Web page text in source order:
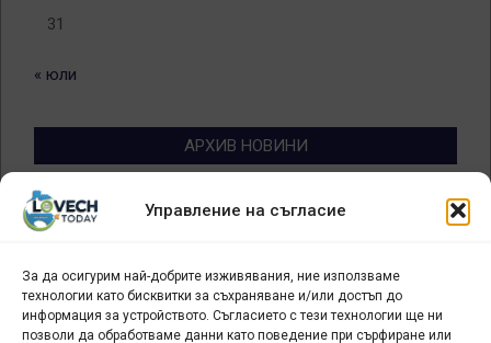
Управление на съгласие
За да осигурим най-добрите изживявания, ние използваме
технологии като бисквитки за съхраняване и/или достъп до
информация за устройството. Съгласието с тези технологии ще ни
позволи да обработваме данни като поведение при сърфиране или
31
« юли
АРХИВ НОВИНИ
Архив
новини
БИЗНЕС
Арт галерия "Мостове" – магазин за изкуство